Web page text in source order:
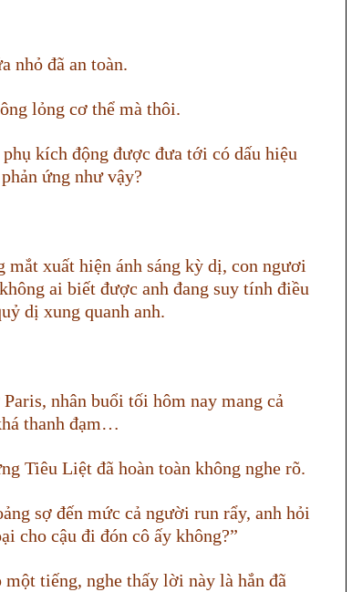
nhỏ đã an toàn.
lỏng cơ thể mà thôi.
kích động được đưa tới có dấu hiệu
ứng như vậy?
xuất hiện ánh sáng kỳ dị, con ngươi
ai biết được anh đang suy tính điều
dị xung quanh anh.
nhân buổi tối hôm nay mang cả
thanh đạm…
Tiêu Liệt đã hoàn toàn không nghe rõ.
sợ đến mức cả người run rẩy, anh hỏi
cho cậu đi đón cô ấy không?”
tiếng, nghe thấy lời này là hắn đã